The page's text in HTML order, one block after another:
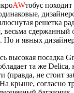
AWтобус
решетка
весьма
Но и явных
высокая посадка
та же
(правда, не стоит
крыше, согласно